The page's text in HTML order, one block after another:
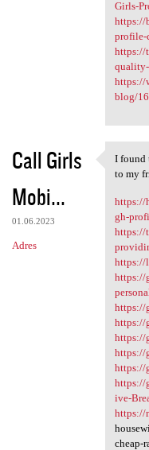
Girls-
https://
profile-
https://
quality-
https://
blog/
Call Girls
Mobi...
01.06.2023
Adres
I
I found
to my
https://
gh-
https://
https://
https://
https://
https://
https://
https://
https://
https://
ive-
https://
cheap-